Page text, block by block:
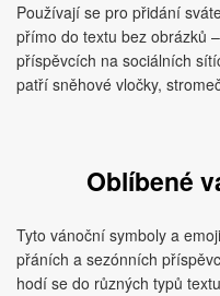
Používají se pro přidání
přímo do textu bez obrázků
příspěvcích na sociálních
patří sněhové vločky,
Oblíbené
Tyto vánoční symboly a
přáních a sezónních
hodí se do různých typů